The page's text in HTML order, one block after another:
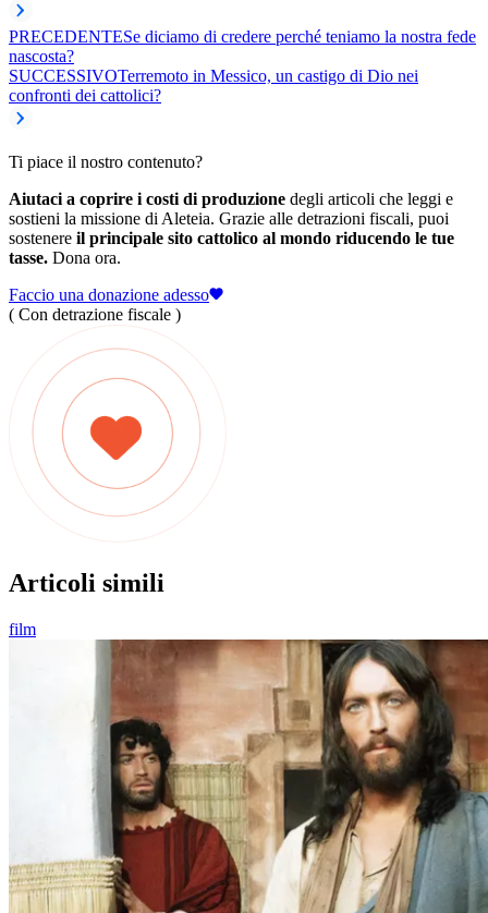
PRECEDENTESe diciamo di credere perché teniamo la nostra fede
nascosta?
SUCCESSIVOTerremoto in Messico, un castigo di Dio nei
confronti dei cattolici?
Ti piace il nostro contenuto?
Aiutaci a coprire i costi di produzione degli articoli che leggi e
sostieni la missione di Aleteia. Grazie alle detrazioni fiscali, puoi
sostenere il principale sito cattolico al mondo riducendo le tue
tasse. Dona ora.
Faccio una donazione adesso
( Con detrazione fiscale )
Articoli simili
film